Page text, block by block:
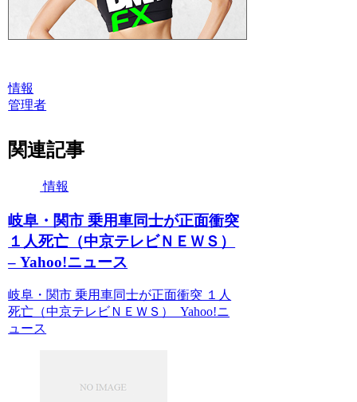
情報
管理者
関連記事
情報
岐阜・関市 乗用車同士が正面衝突
１人死亡（中京テレビＮＥＷＳ）
– Yahoo!ニュース
岐阜・関市 乗用車同士が正面衝突 １人
死亡（中京テレビＮＥＷＳ） Yahoo!ニ
ュース